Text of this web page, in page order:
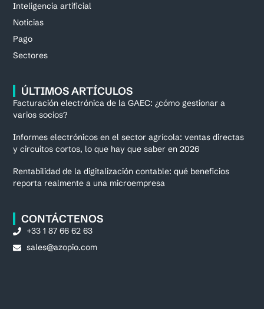
Inteligencia artificial
Noticias
Pago
Sectores
ÚLTIMOS ARTÍCULOS
Facturación electrónica de la GAEC: ¿cómo gestionar a
varios socios?
Informes electrónicos en el sector agrícola: ventas directas
y circuitos cortos, lo que hay que saber en 2026
Rentabilidad de la digitalización contable: qué beneficios
reporta realmente a una microempresa
CONTÁCTENOS
+33 1 87 66 62 63
sales@azopio.com